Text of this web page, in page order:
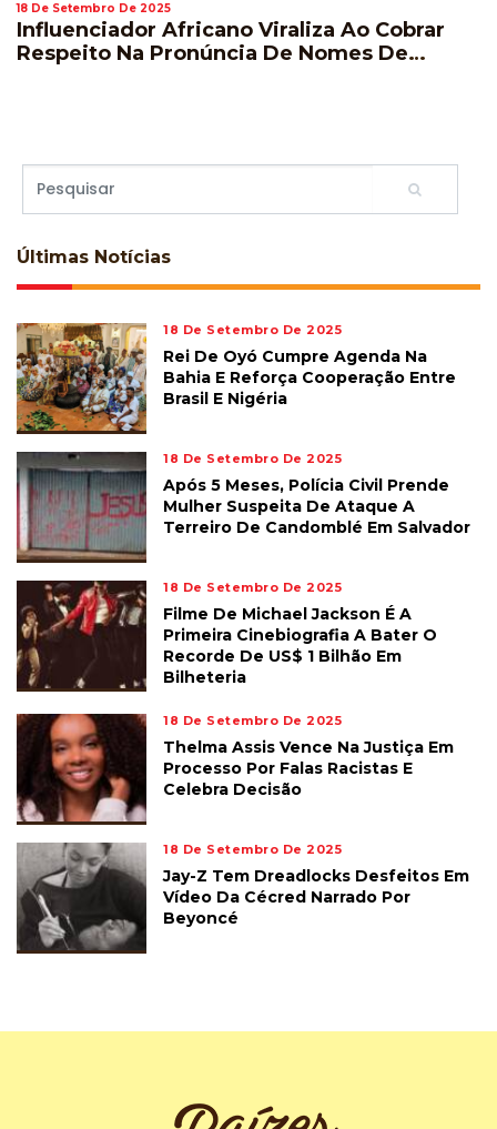
18 De Setembro De 2025
Influenciador Africano Viraliza Ao Cobrar
Respeito Na Pronúncia De Nomes De
Últimas Notícias
18 De Setembro De 2025
Rei De Oyó Cumpre Agenda Na
Bahia E Reforça Cooperação Entre
Brasil E Nigéria
18 De Setembro De 2025
Após 5 Meses, Polícia Civil Prende
Mulher Suspeita De Ataque A
Terreiro De Candomblé Em Salvador
18 De Setembro De 2025
Filme De Michael Jackson É A
Primeira Cinebiografia A Bater O
Recorde De US$ 1 Bilhão Em
Bilheteria
18 De Setembro De 2025
Thelma Assis Vence Na Justiça Em
Processo Por Falas Racistas E
Celebra Decisão
18 De Setembro De 2025
Jay-Z Tem Dreadlocks Desfeitos Em
Vídeo Da Cécred Narrado Por
Beyoncé